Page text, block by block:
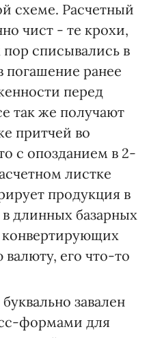
схеме. Расчетный
чист - те крохи,
списывались в
погашение ранее
перед
так же получают
притчей во
с опозданием в 2-
листке
продукция в
в длинных базарных
конвертирующих
его что-то
завален
формами для